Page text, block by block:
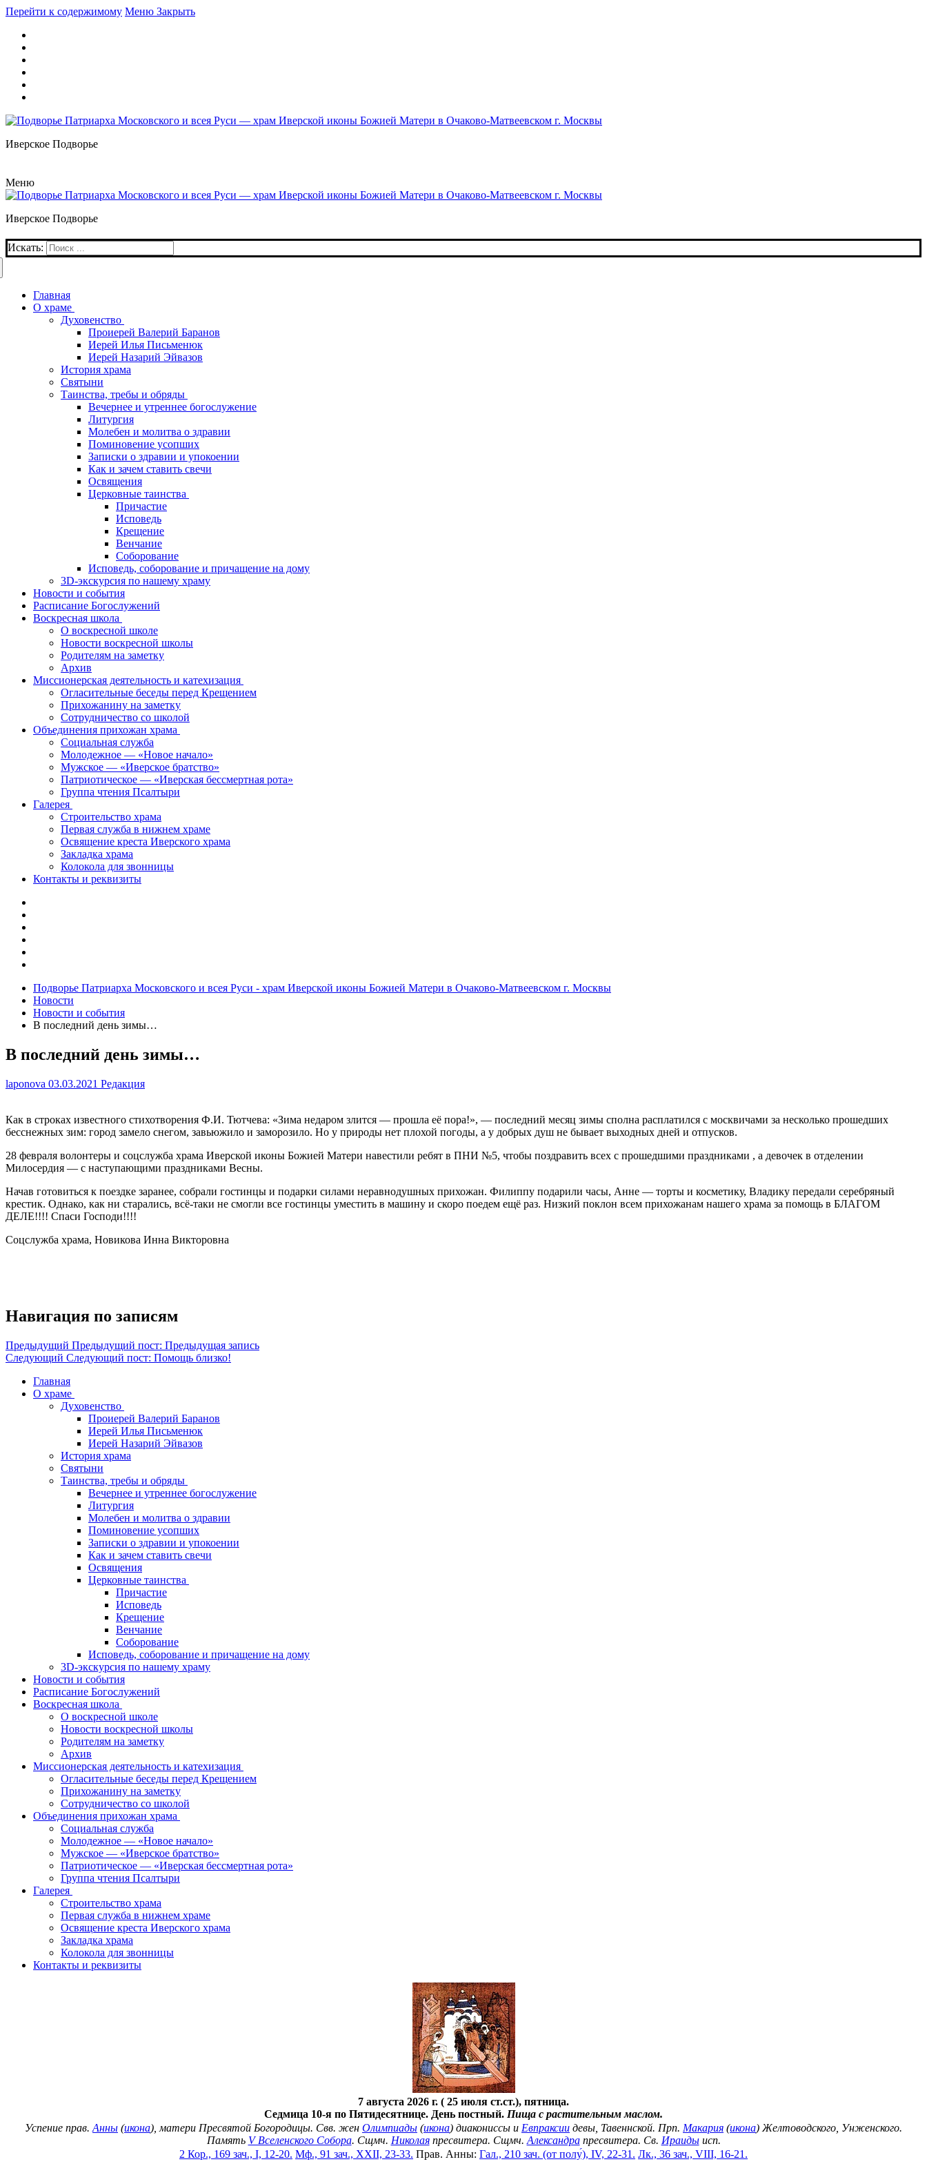
Перейти к содержимому Меню Закрыть
Иверское Подворье
Меню
Иверское Подворье
Искать:
Главная
О храме
Духовенство
Проиерей Валерий Баранов
Иерей Илья Письменюк
Иерей Назарий Эйвазов
История храма
Святыни
Таинства, требы и обряды
Вечернее и утреннее богослужение
Литургия
Молебен и молитва о здравии
Поминовение усопших
Записки о здравии и упокоении
Как и зачем ставить свечи
Освящения
Церковные таинства
Причастие
Исповедь
Крещение
Венчание
Соборование
Исповедь, соборование и причащение на дому
3D-экскурсия по нашему храму
Новости и события
Расписание Богослужений
Воскресная школа
О воскресной школе
Новости воскресной школы
Родителям на заметку
Архив
Миссионерская деятельность и катехизация
Огласительные беседы перед Крещением
Прихожанину на заметку
Сотрудничество со школой
Объединения прихожан храма
Социальная служба
Молодежное — «Новое начало»
Мужское — «Иверское братство»
Патриотическое — «Иверская бессмертная рота»
Группа чтения Псалтыри
Галерея
Строительство храма
Первая служба в нижнем храме
Освящение креста Иверского храма
Закладка храма
Колокола для звонницы
Контакты и реквизиты
Подворье Патриарха Московского и всея Руси - храм Иверской иконы Божией Матери в Очаково-Матвеевском г. Москвы
Новости
Новости и события
В последний день зимы…
В последний день зимы…
laponova 03.03.2021 Редакция
Как в строках известного стихотворения Ф.И. Тютчева: «Зима недаром злится — прошла её пора!», — последний месяц зимы сполна расплатился с москвичами за несколько прошедших
бесснежных зим: город замело снегом, завьюжило и заморозило. Но у природы нет плохой погоды, а у добрых душ не бывает выходных дней и отпусков.
28 февраля волонтеры и соцслужба храма Иверской иконы Божией Матери навестили ребят в ПНИ №5, чтобы поздравить всех с прошедшими праздниками , а девочек в отделении
Милосердия — с наступающими праздниками Весны.
Начав готовиться к поездке заранее, собрали гостинцы и подарки силами неравнодушных прихожан. Филиппу подарили часы, Анне — торты и косметику, Владику передали серебряный
крестик. Однако, как ни старались, всё-таки не смогли все гостинцы уместить в машину и скоро поедем ещё раз. Низкий поклон всем прихожанам нашего храма за помощь в БЛАГОМ
ДЕЛЕ!!!! Спаси Господи!!!!
Соцслужба храма, Новикова Инна Викторовна
Навигация по записям
Предыдущий Предыдущий пост: Предыдущая запись
Следующий Следующий пост: Помощь близко!
Главная
О храме
Духовенство
Проиерей Валерий Баранов
Иерей Илья Письменюк
Иерей Назарий Эйвазов
История храма
Святыни
Таинства, требы и обряды
Вечернее и утреннее богослужение
Литургия
Молебен и молитва о здравии
Поминовение усопших
Записки о здравии и упокоении
Как и зачем ставить свечи
Освящения
Церковные таинства
Причастие
Исповедь
Крещение
Венчание
Соборование
Исповедь, соборование и причащение на дому
3D-экскурсия по нашему храму
Новости и события
Расписание Богослужений
Воскресная школа
О воскресной школе
Новости воскресной школы
Родителям на заметку
Архив
Миссионерская деятельность и катехизация
Огласительные беседы перед Крещением
Прихожанину на заметку
Сотрудничество со школой
Объединения прихожан храма
Социальная служба
Молодежное — «Новое начало»
Мужское — «Иверское братство»
Патриотическое — «Иверская бессмертная рота»
Группа чтения Псалтыри
Галерея
Строительство храма
Первая служба в нижнем храме
Освящение креста Иверского храма
Закладка храма
Колокола для звонницы
Контакты и реквизиты
7 августа 2026 г. ( 25 июля ст.ст.), пятница.
Седмица 10-я по Пятидесятнице. День постный. Пища с растительным маслом.
Успение прав. Анны (икона), матери Пресвятой Богородицы. Свв. жен Олимпиады (икона) диакониссы и Евпраксии девы, Тавеннской. Прп. Макария (икона) Желтоводского, Унженского.
Память V Вселенского Собора. Сщмч. Николаяпресвитера. Сщмч. Александрапресвитера. Св. Ираидыисп.
2 Кор., 169 зач., I, 12-20. Мф., 91 зач., XXII, 23-33. Прав. Анны: Гал., 210 зач. (от полу́), IV, 22-31. Лк., 36 зач., VIII, 16-21.